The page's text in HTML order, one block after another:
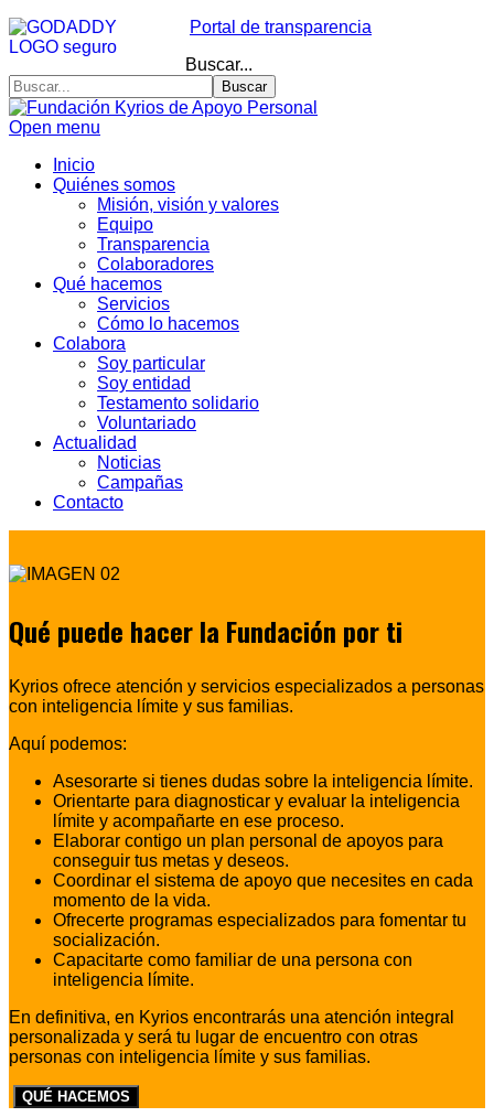
Portal de transparencia
Buscar...
Buscar
Open menu
Inicio
Quiénes somos
Misión, visión y valores
Equipo
Transparencia
Colaboradores
Qué hacemos
Servicios
Cómo lo hacemos
Colabora
Soy particular
Soy entidad
Testamento solidario
Voluntariado
Actualidad
Noticias
Campañas
Contacto
Qué puede hacer la Fundación por ti
Kyrios ofrece atención y servicios especializados a personas
con inteligencia límite y sus familias.
Aquí podemos:
Asesorarte si tienes dudas sobre la inteligencia límite.
Orientarte para diagnosticar y evaluar la inteligencia
límite y acompañarte en ese proceso.
Elaborar contigo un plan personal de apoyos para
conseguir tus metas y deseos.
Coordinar el sistema de apoyo que necesites en cada
momento de la vida.
Ofrecerte programas especializados para fomentar tu
socialización.
Capacitarte como familiar de una persona con
inteligencia límite.
En definitiva, en Kyrios encontrarás una atención integral
personalizada y será tu lugar de encuentro con otras
personas con inteligencia límite y sus familias.
QUÉ HACEMOS